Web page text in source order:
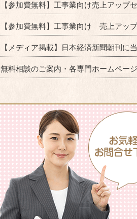
【参加費無料】工事業向け売上アップ
【参加費無料】工事業向け 売上アッ
【メディア掲載】日本経済新聞朝刊に
無料相談のご案内・各専門ホームペー